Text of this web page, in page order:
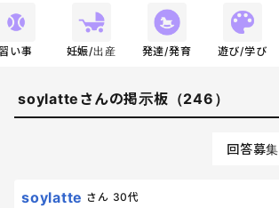
い事 妊娠/出産 発達/発育 遊び/学び
soylatteさんの掲示板（246）
回答募集
soylatte さん 30代